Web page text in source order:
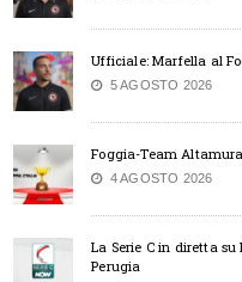
Ufficiale: Marfella al
5 AGOSTO 2026
Foggia-Team
4 AGOSTO 2026
La Serie C in diretta
Perugia